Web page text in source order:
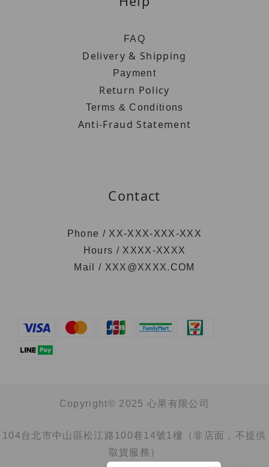
FAQ
Delivery & Shipping
Payment
Return Policy
Terms & Conditions
Anti-Fraud Statement
Contact
Phone / XX-XXX-XXX-XXX
Hours / XXXX-XXXX
Mail / XXX@XXXX.COM
Copyright© 2025 心果有限公司
104台北市中山區松江路100巷14號1樓（非店面，不提供
取貨服務）